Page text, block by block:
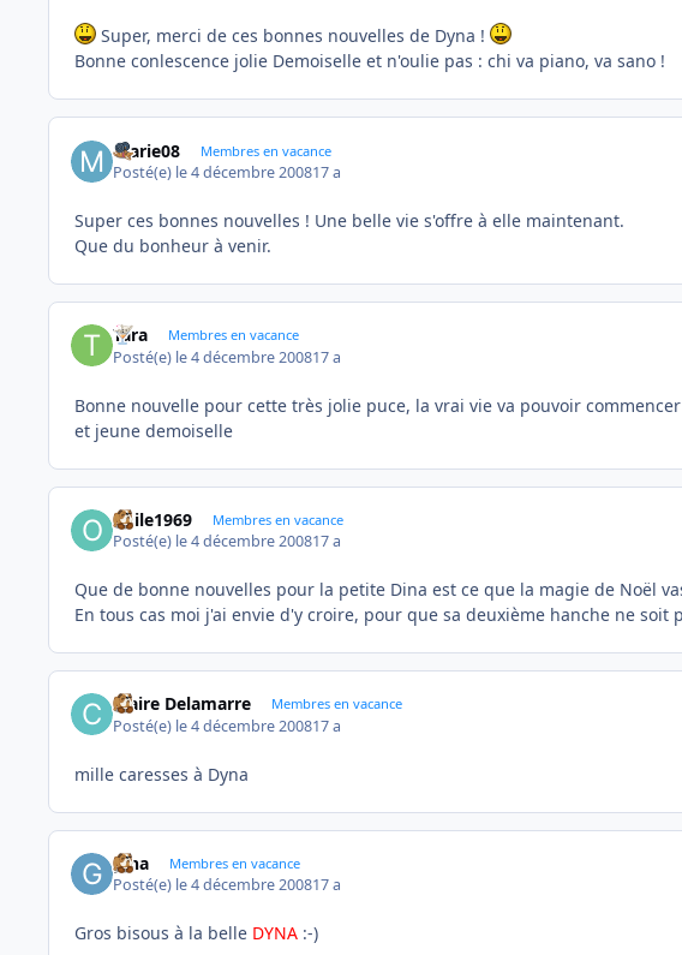
Super, merci de ces bonnes nouvelles de Dyna !
Bonne conlescence jolie Demoiselle et n'oulie pas : chi va piano, va sano !
marie08 Membres en vacance
Posté(e) le 4 décembre 200817 a
Super ces bonnes nouvelles ! Une belle vie s'offre à elle maintenant.
Que du bonheur à venir.
Tara Membres en vacance
Posté(e) le 4 décembre 200817 a
Bonne nouvelle pour cette très jolie puce, la vrai vie va pouvoir
et jeune demoiselle
odile1969 Membres en vacance
Posté(e) le 4 décembre 200817 a
Que de bonne nouvelles pour la petite Dina est ce que la magie de Noël
En tous cas moi j'ai envie d'y croire, pour que sa deuxième hanche ne soit
Claire Delamarre Membres en vacance
Posté(e) le 4 décembre 200817 a
mille caresses à Dyna
gina Membres en vacance
Posté(e) le 4 décembre 200817 a
Gros bisous à la belle DYNA :-)